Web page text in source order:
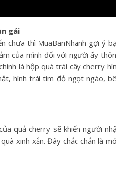
gái
chưa thì MuaBanNhanh gợi ý
của mình đối với người ấy
là hộp quà trái cây cherry
hình trái tim đỏ ngọt ngào,
quả cherry sẽ khiến người
xinh xắn. Đây chắc chắn là